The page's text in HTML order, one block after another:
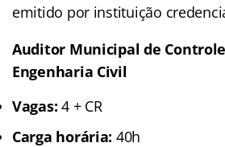
emitido por instituição
Auditor Municipal de
Engenharia Civil
Vagas: 4 + CR
Carga horária: 40h